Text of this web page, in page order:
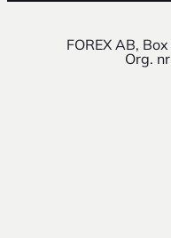
FOREX AB,
Org.